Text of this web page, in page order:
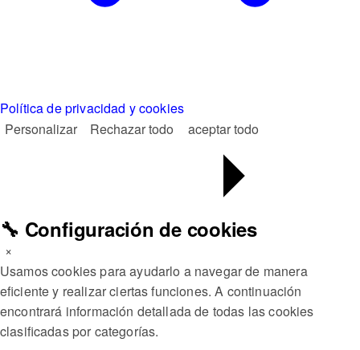
Política de privacidad y cookies
Personalizar
Rechazar todo aceptar todo
🔧 Configuración de cookies
×
Usamos cookies para ayudarlo a navegar de manera
eficiente y realizar ciertas funciones. A continuación
encontrará información detallada de todas las cookies
clasificadas por categorías.